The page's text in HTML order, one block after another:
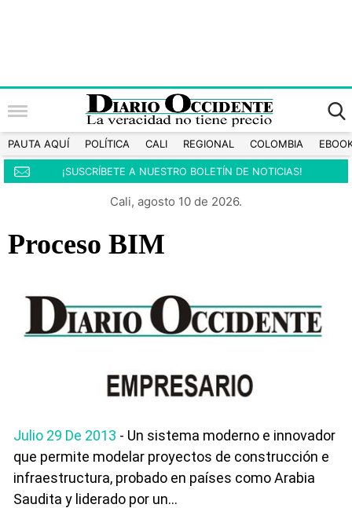
PAUTA AQUÍ POLÍTICA CALI REGIONAL COLOMBIA
¡SUSCRÍBETE A NUESTRO BOLETÍN DE NOTICIAS!
Cali, agosto 10 de 2026.
Proceso BIM
Julio 29 De 2013 - Un sistema moderno e innovador
que permite modelar proyectos de construcción e
infraestructura, probado en países como Arabia
Saudita y liderado por un...